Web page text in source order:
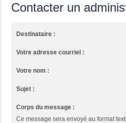
Contacter un
Destinataire :
Votre adresse courriel :
Votre nom :
Sujet :
Corps du message :
Ce message sera envoyé au format